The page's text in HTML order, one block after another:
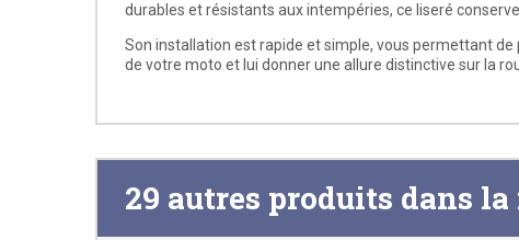
durables et résistants aux intempéries, ce liseré
Son installation est rapide et simple, vous permettant
de votre moto et lui donner une allure distinctive sur la
29 autres produits dans la